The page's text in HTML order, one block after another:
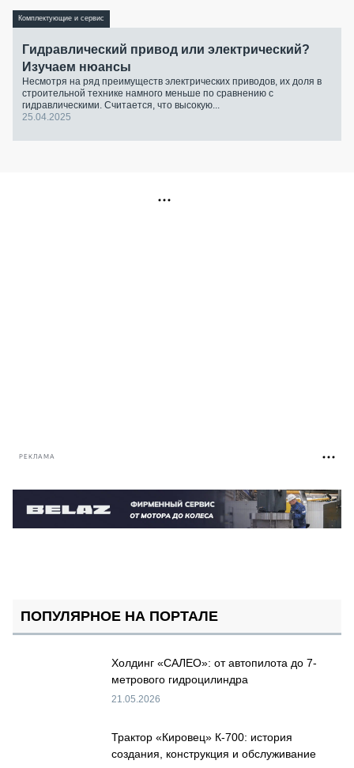
Комплектующие и сервис
Гидравлический привод или электрический?
Изучаем нюансы
Несмотря на ряд преимуществ электрических приводов, их доля в
строительной технике намного меньше по сравнению с
гидравлическими. Считается, что высокую...
25.04.2025
РЕКЛАМА
ПОПУЛЯРНОЕ НА ПОРТАЛЕ
Холдинг «САЛЕО»: от автопилота до 7-
метрового гидроцилиндра
21.05.2026
Трактор «Кировец» К-700: история
создания, конструкция и обслуживание